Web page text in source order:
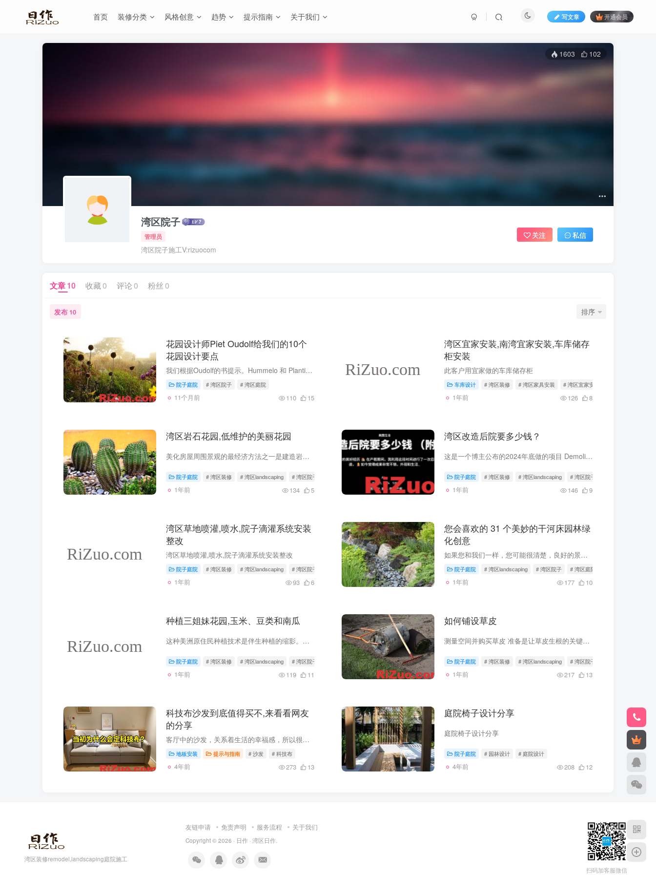
首页 装修分类 风格创意 趋势 提示指南 关于我们 写文章 开通会员
1603 102
湾区院子
管理员
湾区院子施工V:rizuocom
关注 私信
文章10 收藏 0 评论 0 粉丝 0
发布 10 排序
花园设计师Piet Oudolf给我们的10个
花园设计要点
我们根据Oudolf的书提示。Hummelo 和 Planting： A New Perspective 是我们的两本园艺圣经（我们在下面引用了两本）。阅读它们，您会了解到标志性的Oudolf风格需要漂流的草、完美合适的多年生植...
院子庭院 # 湾区院子 # 湾区庭院
11个月前 110 15
湾区宜家安装,南湾宜家安装,车库储存
柜安装
此客户用宜家做的车库储存柜
车库设计 # 湾区装修 # 湾区家具安装 # 湾区宜家安装
1年前 126 8
湾区岩石花园,低维护的美丽花园
美化房屋周围景观的最经济方法之一是建造岩石花园。 岩石花园的假设是植物很少，而且植物非常耐旱，或者根本没有植物。花园中岩石的布置，如果与颜色协调的迷人植物适当补充，可以增加房屋的美...
院子庭院 # 湾区装修 # 湾区landscaping # 湾区院子
1年前 134 5
湾区改造后院要多少钱？
这是一个博主公布的2024年底做的项目 Demolition － 去掉旧水泥和原有的枯草杂物等 – 2500刀 Paver铺花砖（Calstone Mission，带一年保修）－ $15/sqft连工带料，sealer材料费用850刀 Turf人工...
院子庭院 # 湾区装修 # 湾区landscaping # 湾区院子
1年前 146 9
湾区草地喷灌,喷水,院子滴灌系统安装
整改
湾区草地喷灌,喷水,院子滴灌系统安装整改
院子庭院 # 湾区装修 # 湾区landscaping # 湾区院子
1年前 93 6
您会喜欢的 31 个美妙的干河床园林绿
化创意
如果您和我们一样，您可能很清楚，良好的景观美化可以使您的花园从毫无生气变成迷人，而且重要的不仅仅是您房子的内部，您不同意吗？ 干河床，也称为干河床，是为花园增添活力的最迷人方式之一...
院子庭院 # 湾区landscaping # 湾区院子 # 湾区庭院
1年前 177 10
种植三姐妹花园,玉米、豆类和南瓜
这种美洲原住民种植技术是伴生种植的缩影。玉米、豆类和南瓜三姐妹以各种方式相互帮助： 玉米为杆豆提供支持;豆类向土壤中添加氮，有助于玉米生长;南瓜覆盖地面，保持土壤湿润并最大限度地减少...
院子庭院 # 湾区装修 # 湾区landscaping # 湾区院子
1年前 119 11
如何铺设草皮
测量空间并购买草皮 准备是让草皮生根的关键。在准备铺设新草皮前几周开始计划。计划在天气预报晴朗的那一天铺设草皮。下雨可能会延迟这个项目。 另一方面，水太少也会影响草皮的成功。避免在干...
院子庭院 # 湾区装修 # 湾区landscaping # 湾区院子
1年前 217 13
科技布沙发到底值得买不,来看看网友
的分享
客厅中的沙发，关系着生活的幸福感，所以很多人在选购的时候也会做做功课。而有时候做的功课越多，反而越不知道该怎么选择。特别是听了销售人员的讲解后，更被搞得晕头转向。其实目前市面上最为...
地板安装 提示与指南 # 沙发 # 科技布
4年前 273 13
庭院椅子设计分享
庭院椅子设计分享
院子庭院 # 园林设计 # 庭院设计
4年前 208 12
湾区装修remodel,landscaping庭院施工
友链申请 免责声明 服务流程 关于我们
Copyright © 2026 · 日作 · 湾区日作
扫码加客服微信